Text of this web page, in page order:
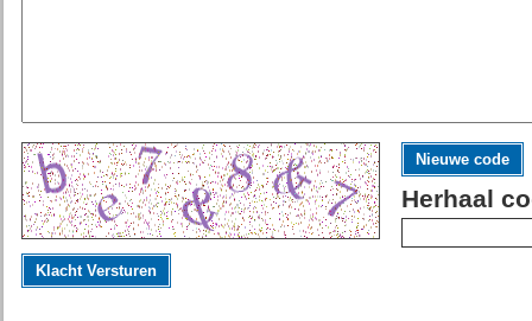
Nieuwe code
Herhaal
Klacht Versturen